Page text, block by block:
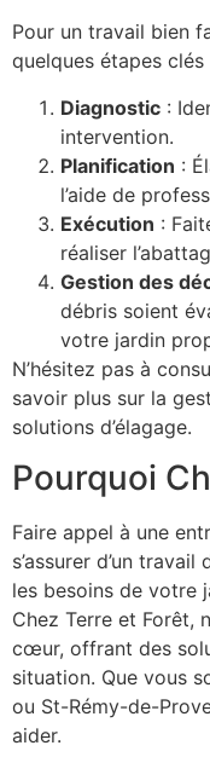
Pour un travail bien
quelques étapes clés
Diagnostic :
intervention.
Planification :
l’aide de
Exécution :
réaliser
Gestion des
débris soient
votre jardin
N’hésitez pas à
savoir plus sur la
solutions d’élagage.
Pourquoi
Faire appel à une
s’assurer d’un
les besoins de votre
Chez Terre et Forêt,
cœur, offrant des
situation. Que vous
ou St-Rémy-de-
aider.